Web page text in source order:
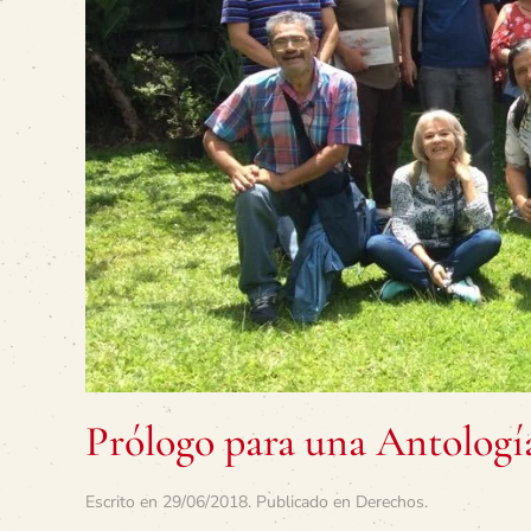
Prólogo para una
Escrito en 29/06/2018. Publicado en Derechos.